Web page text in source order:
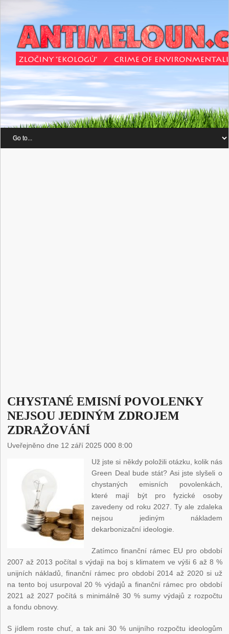
CHYSTANÉ EMISNÍ POVOLENKY
NEJSOU JEDINÝM ZDROJEM
ZDRAŽOVÁNÍ
Uveřejněno dne 12 září 2025 000 8:00
Už jste si někdy položili otázku, kolik nás
Green Deal bude stát? Asi jste slyšeli o
chystaných emisních povolenkách,
které mají být pro fyzické osoby
zavedeny od roku 2027. Ty ale zdaleka
nejsou jediným nákladem
dekarbonizační ideologie.
Zatímco finanční rámec EU pro období
2007 až 2013 počítal s výdaji na boj s klimatem ve výši 6 až 8 %
unijních nákladů, finanční rámec pro období 2014 až 2020 si už
na tento boj usurpoval 20 % výdajů a finanční rámec pro období
2021 až 2027 počítá s minimálně 30 % sumy výdajů z rozpočtu
a fondu obnovy.
S jídlem roste chuť, a tak ani 30 % unijního rozpočtu ideologům